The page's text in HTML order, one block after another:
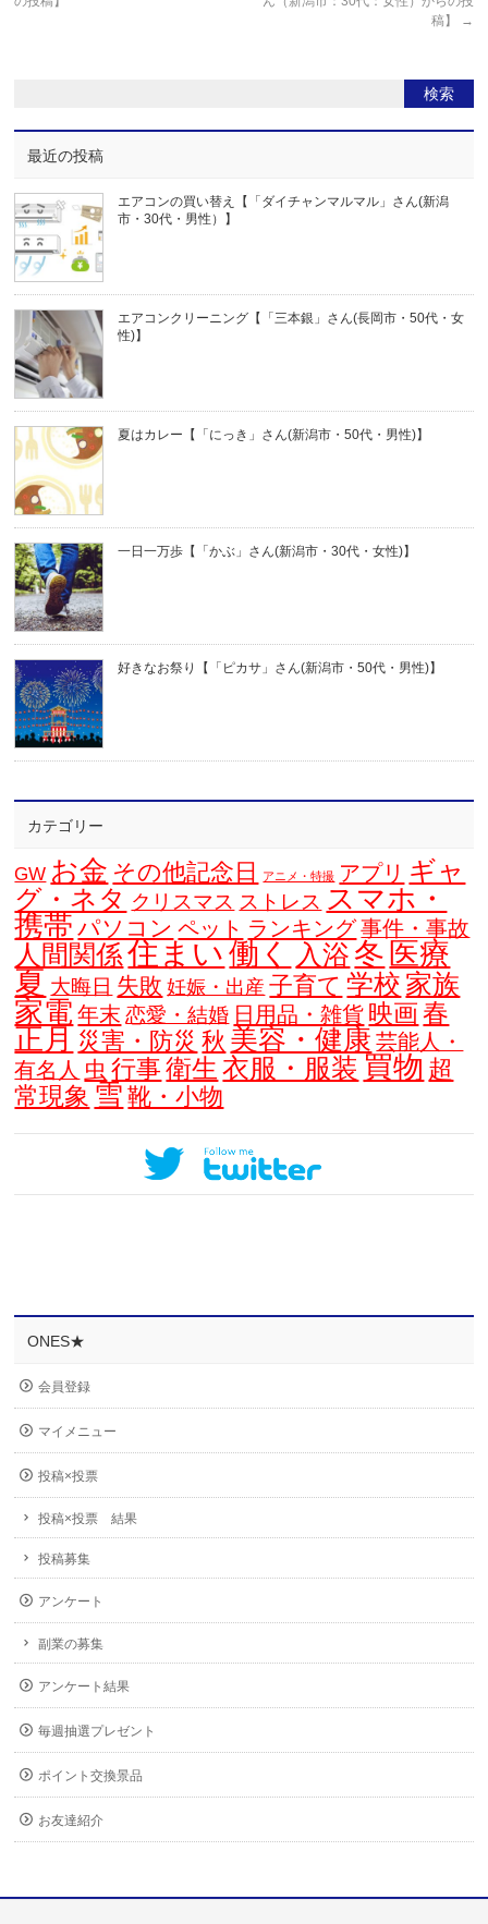
稿】
→
最近の投稿
エアコンの買い替え【「ダイチャンマルマル」さん(新潟
市・30代・男性）】
エアコンクリーニング【「三本銀」さん(長岡市・50代・女
性)】
夏はカレー【「にっき」さん(新潟市・50代・男性)】
一日一万歩【「かぶ」さん(新潟市・30代・女性)】
好きなお祭り【「ピカサ」さん(新潟市・50代・男性)】
カテゴリー
GW お金 その他記念日 アニメ・特撮 アプリ ギャ
グ・ネタ クリスマス ストレス スマホ・
携帯 パソコン ペット ランキング事件・事故
人間関係住まい 働く 入浴 冬 医療
夏 大晦日 失敗 妊娠・出産 子育て 学校 家族
家電 年末 恋愛・結婚 日用品・雑貨 映画 春
正月 災害・防災 秋 美容・健康 芸能人・
有名人 虫 行事 衛生 衣服・服装 買物 超
常現象 雪 靴・小物
ONES★
会員登録
マイメニュー
投稿×投票
投稿×投票 結果
投稿募集
アンケート
副業の募集
アンケート結果
毎週抽選プレゼント
ポイント交換景品
お友達紹介